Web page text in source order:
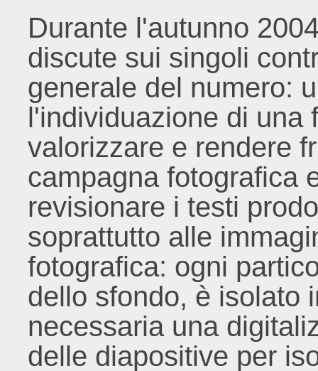
Durante l'autunno
discute sui singoli
generale del numero:
l'individuazione di una
valorizzare e rendere
campagna fotografica
revisionare i testi
soprattutto alle
fotografica: ogni
dello sfondo, è isolato
necessaria una
delle diapositive per